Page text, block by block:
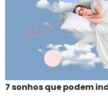
7 sonhos que podem